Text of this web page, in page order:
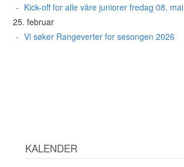
Kick-off for alle våre juniorer fredag 08. mai
25. februar
Vi søker Rangeverter for sesongen 2026
KALENDER